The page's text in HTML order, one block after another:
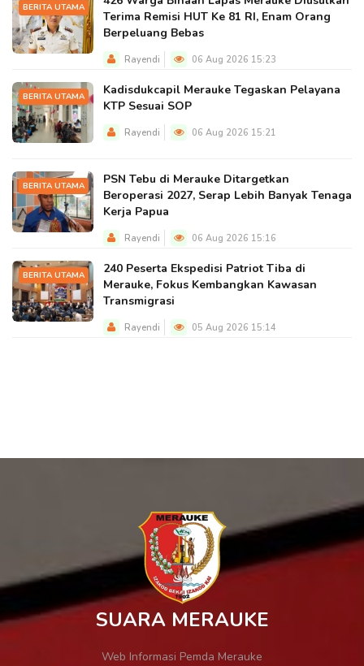
BERITA UTAMA
Terima Remisi HUT Ke 81 RI, Enam Orang
Berpeluang Bebas
Rayendi 06 Aug 2026 15:23
BERITA UTAMA
Kadisdukcapil Merauke Tegaskan Pelayana
KTP Sesuai SOP
Rayendi 06 Aug 2026 15:21
BERITA UTAMA
PSN Tebu di Merauke Ditargetkan
Beroperasi 2027, Serap Lebih Banyak Tenaga
Kerja Papua
Rayendi 06 Aug 2026 15:16
BERITA UTAMA
240 Peserta Ekspedisi Patriot Tiba di
Merauke, Fokus Kembangkan Kawasan
Transmigrasi
Rayendi 05 Aug 2026 15:14
SUARA MERAUKE
Web Informasi Pemda Merauke